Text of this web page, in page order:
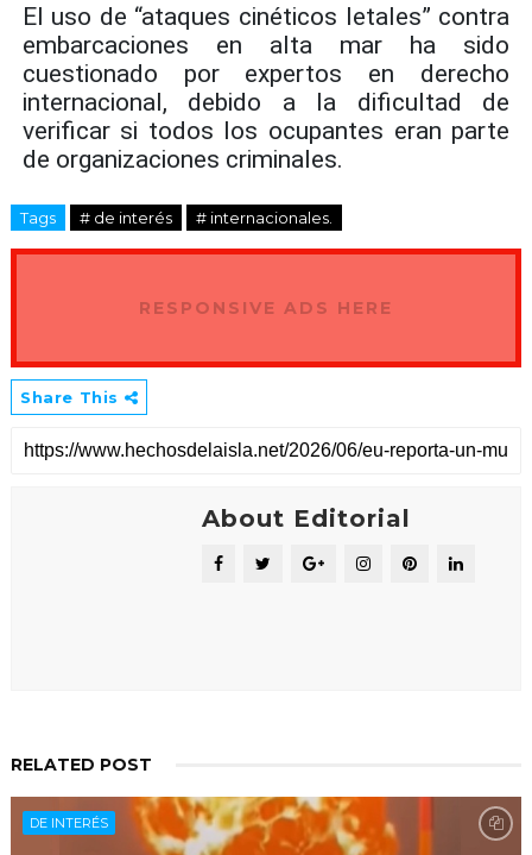
El uso de “ataques cinéticos letales” contra
embarcaciones en alta mar ha sido
cuestionado por expertos en derecho
internacional, debido a la dificultad de
verificar si todos los ocupantes eran parte
de organizaciones criminales.
Tags # de interés # internacionales.
RESPONSIVE ADS HERE
Share This
About Editorial
RELATED POST
DE INTERÉS